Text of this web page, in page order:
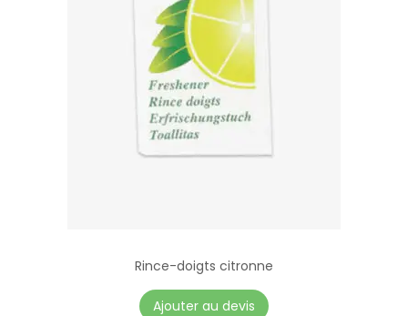
Rince-doigts citronne
Ajouter au devis